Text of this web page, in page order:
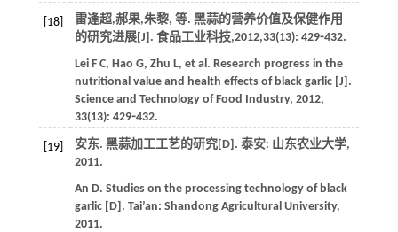
[18] 雷逢超,郝果,朱黎, 等. 黑蒜的营养价值及保健作用
的研究进展[J]. 食品工业科技,2012,33(13): 429⁃432.
Lei F C, Hao G, Zhu L, et al. Research progress in the
nutritional value and health effects of black garlic [J].
Science and Technology of Food Industry, 2012,
33(13): 429⁃432.
[19]
安东. 黑蒜加工工艺的研究[D]. 泰安: 山东农业大学,
2011.
An D. Studies on the processing technology of black
garlic [D]. Tai’an: Shandong Agricultural University,
2011.